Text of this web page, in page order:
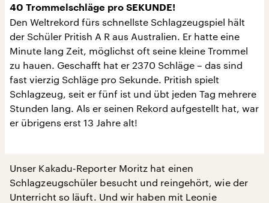
40 Trommelschläge pro SEKUNDE!
Den Weltrekord fürs schnellste Schlagzeugspiel hält
der Schüler Pritish A R aus Australien. Er hatte eine
Minute lang Zeit, möglichst oft seine kleine Trommel
zu hauen. Geschafft hat er 2370 Schläge – das sind
fast vierzig Schläge pro Sekunde. Pritish spielt
Schlagzeug, seit er fünf ist und übt jeden Tag mehrere
Stunden lang. Als er seinen Rekord aufgestellt hat, war
er übrigens erst 13 Jahre alt!
Unser Kakadu-Reporter Moritz hat einen
Schlagzeugschüler besucht und reingehört, wie der
Unterricht so läuft. Und wir haben mit Leonie